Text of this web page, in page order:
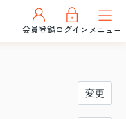
会員登録ログインメニュー
変更